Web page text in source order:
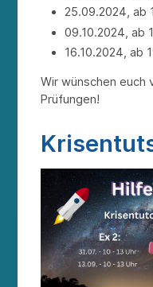
25.09.2024, ab
09.10.2024, ab
16.10.2024, ab
Wir wünschen euch
Prüfungen!